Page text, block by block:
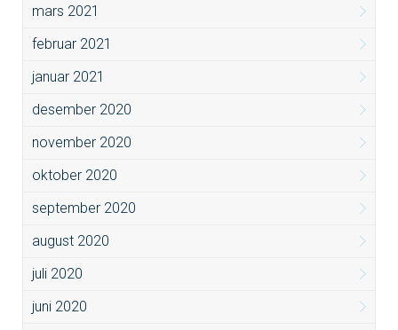
mars 2021
februar 2021
januar 2021
desember 2020
november 2020
oktober 2020
september 2020
august 2020
juli 2020
juni 2020